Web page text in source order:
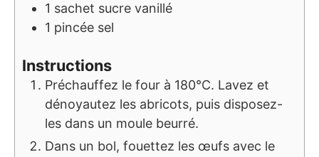
1 sachet sucre vanillé
1 pincée sel
Instructions
Préchauffez le four à 180°C. Lavez et
dénoyautez les abricots, puis disposez-
les dans un moule beurré.
Dans un bol, fouettez les œufs avec le